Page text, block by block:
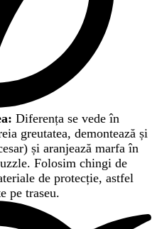
Diferența se vede în
greutatea, demontează și
și aranjează marfa în
Folosim chingi de
de protecție, astfel
pe traseu.